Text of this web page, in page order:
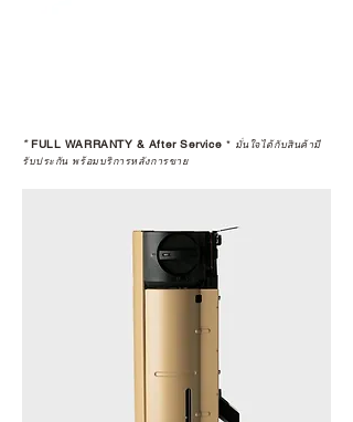
*FULL WARRANTY & After Service * มั่นใจได้กับสินค้ามี
รับประกัน พร้อมบริการหลังการขาย